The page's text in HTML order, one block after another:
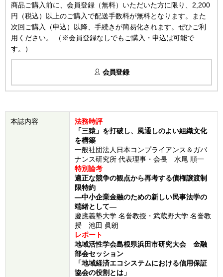
商品ご購入前に、会員登録（無料）いただいた方に限り、2,200
円（税込）以上のご購入で配送手数料が無料となります。また
次回ご購入（申込）以降、手続きが簡易化されます。ぜひご利
用ください。 （※会員登録なしでもご購入・申込は可能で
す。）
会員登録
本誌内容
法務時評
「三猿」を打破し、風通しのよい組織文化
を構築
一般社団法人日本コンプライアンス＆ガバ
ナンス研究所 代表理事・会長 水尾 順一
特別論考
適正な競争の観点から再考する債権譲渡制
限特約
―中小企業金融のための新しい民事法学の
端緒として―
慶應義塾大学 名誉教授・武蔵野大学 名誉教
授 池田 眞朗
レポート
地域活性学会島根県浜田市研究大会 金融
部会セッション
「地域経済エコシステムにおける信用保証
協会の役割とは」